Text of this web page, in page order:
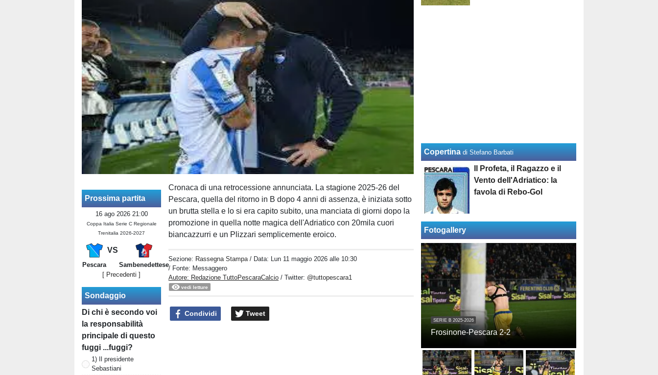
Prossima partita
16 ago 2026 21:00
Coppa Italia Serie C Regionale
Trenitalia 2026-2027
VS
Pescara
Sambenedettese
[ Precedenti ]
Sondaggio
Di chi è secondo voi
la responsabilità
principale di questo
fuggi ...fuggi?
1) Il presidente
Sebastiani
Cronaca di una retrocessione annunciata. La stagione 2025-26 del
Pescara, quella del ritorno in B dopo 4 anni di assenza, è iniziata sotto
un brutta stella e lo si era capito subito, una manciata di giorni dopo la
promozione in quella notte magica dell'Adriatico con 20mila cuori
biancazzurri e un Plizzari semplicemente eroico.
Sezione: Rassegna Stampa / Data: Lun 11 maggio 2026 alle 10:30
/ Fonte: Messaggero
Autore: Redazione TuttoPescaraCalcio / Twitter: @tuttopescara1
vedi letture
Condividi Tweet
Copertina di Stefano Barbati
Il Profeta, il Ragazzo e il
Vento dell'Adriatico: la
favola di Rebo-Gol
Fotogallery
SERIE B 2025-2026
Frosinone-Pescara 2-2